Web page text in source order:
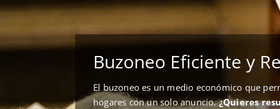
Buzoneo Eficiente y
El buzoneo es un medio económico que
hogares con un solo anuncio.¿Quieres